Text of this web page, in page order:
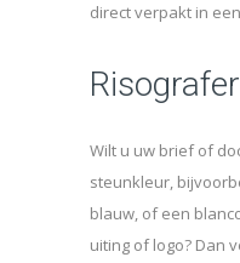
direct verpakt in
Wilt u uw brief of
steunkleur,
blauw, of een
uiting of logo? Dan